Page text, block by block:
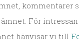
kommentarer
För
hänvisar vi till